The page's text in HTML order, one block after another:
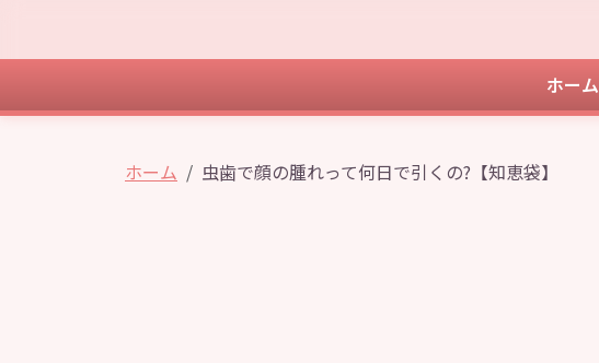
ホーム
ホーム 虫歯で顔の腫れって何日で引くの?【知恵袋】